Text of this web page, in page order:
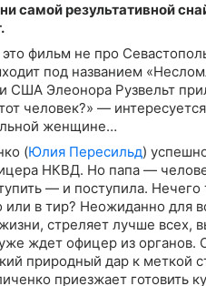
самой результативной
фильм не про
под названием
США Элеонора Рузвельт
человек?» —
женщине…
(Юлия Пересильд)
НКВД. Но папа —
— и поступила. Нечего
или в тир? Неожиданно
стреляет лучше всех,
ждет офицер из органов.
природный дар к меткой
приезжает готовить